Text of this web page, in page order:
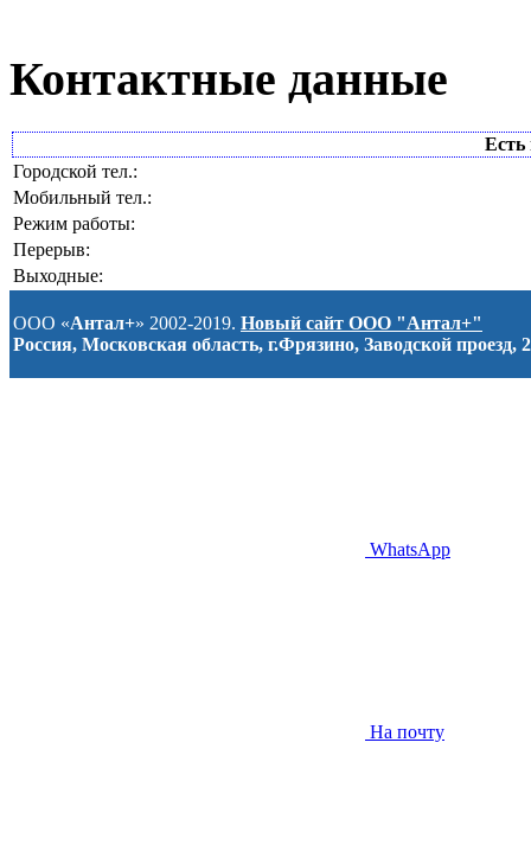
Контактные данные
Есть
Городской тел.:
Мобильный тел.:
Режим работы:
Перерыв:
Выходные:
ООО «Антал+» 2002-2019. Новый сайт ООО "Антал+"
Россия, Московская область, г.Фрязино, Заводской проезд, 2
WhatsApp
На почту